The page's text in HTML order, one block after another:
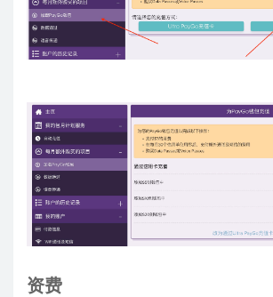
资费